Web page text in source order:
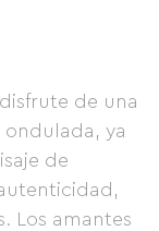
de una
ya
de
Los amantes